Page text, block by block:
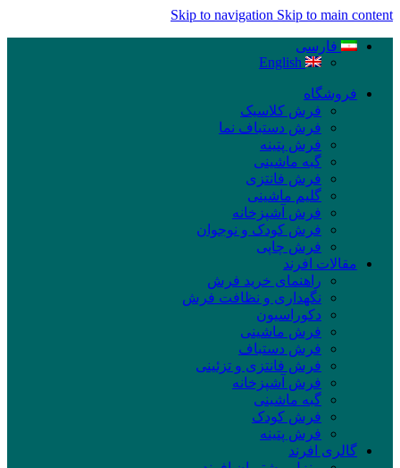
Skip to navigation Skip to main content
فارسی
English
فروشگاه
فرش کلاسیک
فرش دستباف نما
فرش پتینه
گبه ماشینی
فرش فانتزی
گلیم ماشینی
فرش آشپزخانه
فرش کودک و نوجوان
فرش چاپی
مقالات افرند
راهنمای خرید فرش
نگهداری و نظافت فرش
دکوراسیون
فرش ماشینی
فرش دستباف
فرش فانتزی و تزئینی
فرش آشپزخانه
گبه ماشینی
فرش کودک
فرش پتینه
گالری افرند